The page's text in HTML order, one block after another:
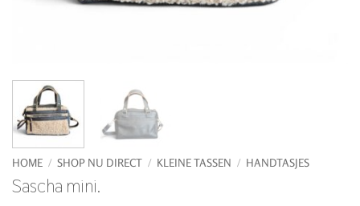
HOME / SHOP NU DIRECT / KLEINE TASSEN / HANDTASJES
Sascha mini.